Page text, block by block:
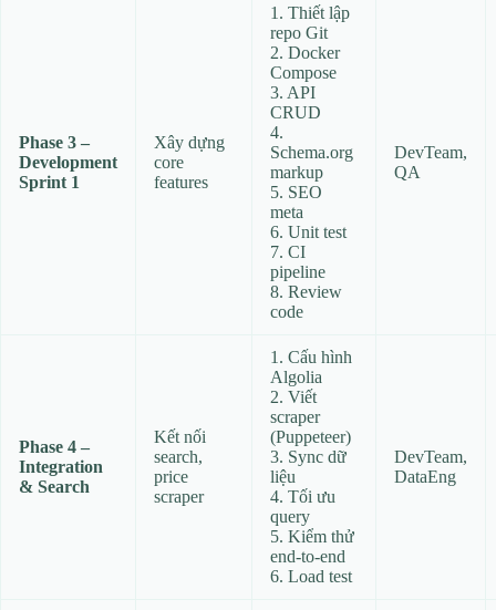
Phase 3 –
Development
Sprint 1
Xây dựng
core
features
1. Thiết lập
repo Git
2. Docker
Compose
3. API
CRUD
4.
Schema.org
markup
5. SEO
meta
6. Unit test
7. CI
pipeline
8. Review
code
DevTeam,
QA
Phase 4 –
Integration
& Search
Kết nối
search,
price
scraper
1. Cấu hình
Algolia
2. Viết
scraper
(Puppeteer)
3. Sync dữ
liệu
4. Tối ưu
query
5. Kiểm thử
end‑to‑end
6. Load test
DevTeam,
DataEng